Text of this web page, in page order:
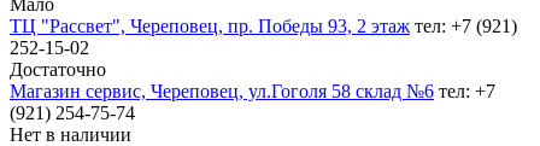
ТЦ "Рассвет", Череповец, пр. Победы 93, 2 этаж тел: +7 (921)
252-15-02
Достаточно
Магазин сервис, Череповец, ул.Гоголя 58 склад №6 тел: +7
(921) 254-75-74
Нет в наличии